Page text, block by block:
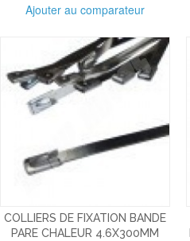
Ajouter au comparateur
COLLIERS DE FIXATION BANDE
PARE CHALEUR 4.6X300MM